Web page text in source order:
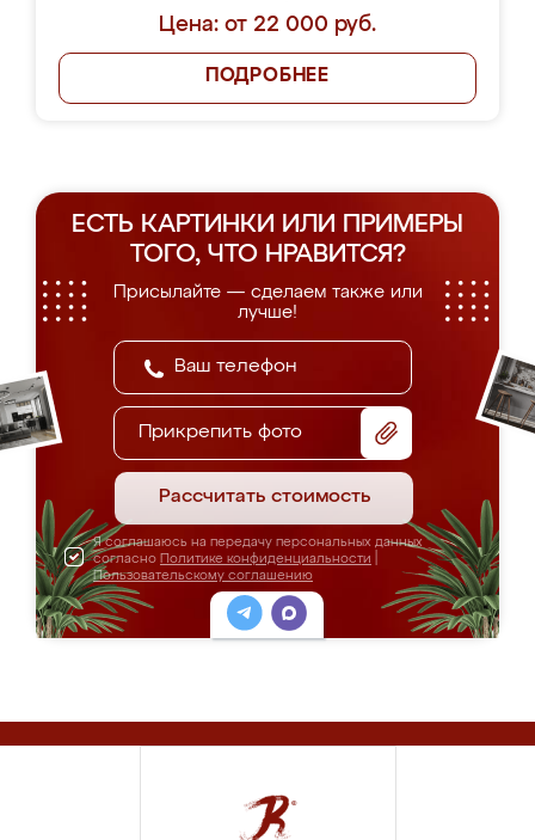
Цена: от 22 000 руб.
ПОДРОБНЕЕ
ЕСТЬ КАРТИНКИ ИЛИ ПРИМЕРЫ
ТОГО, ЧТО НРАВИТСЯ?
Присылайте — сделаем также или
лучше!
Прикрепить фото
Рассчитать стоимость
Я соглашаюсь на передачу персональных данных
согласно Политике конфиденциальности
Пользовательскому соглашению